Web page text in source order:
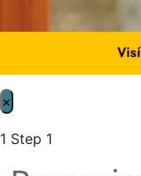
×
1 Step 1